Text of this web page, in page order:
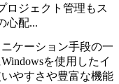
ケーション手段の一
を使用したイ
やすさや豊富な機能
ロジェクト管理もス
心配...